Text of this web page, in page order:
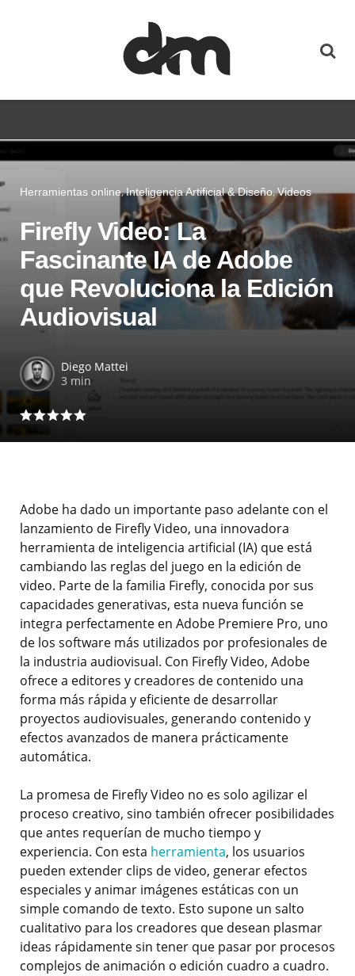
Herramientas online Inteligencia Artificial & Diseño Videos
Firefly Video: La
Fascinante IA de Adobe
que Revoluciona la Edición
Audiovisual
Diego Mattei
3 min
Adobe ha dado un importante paso adelante con el
lanzamiento de Firefly Video, una innovadora
herramienta de inteligencia artificial (IA) que está
cambiando las reglas del juego en la edición de
video. Parte de la familia Firefly, conocida por sus
capacidades generativas, esta nueva función se
integra perfectamente en Adobe Premiere Pro, uno
de los software más utilizados por profesionales de
la industria audiovisual. Con Firefly Video, Adobe
ofrece a editores y creadores de contenido una
forma más rápida y eficiente de desarrollar
proyectos audiovisuales, generando contenido y
efectos avanzados de manera prácticamente
automática.
La promesa de Firefly Video no es solo agilizar el
proceso creativo, sino también ofrecer posibilidades
que antes requerían de mucho tiempo y
experiencia. Con esta herramienta, los usuarios
pueden extender clips de video, generar efectos
especiales y animar imágenes estáticas con un
simple comando de texto. Esto supone un salto
cualitativo para los creadores que desean plasmar
ideas rápidamente sin tener que pasar por procesos
complejos de animación o edición cuadro a cuadro.